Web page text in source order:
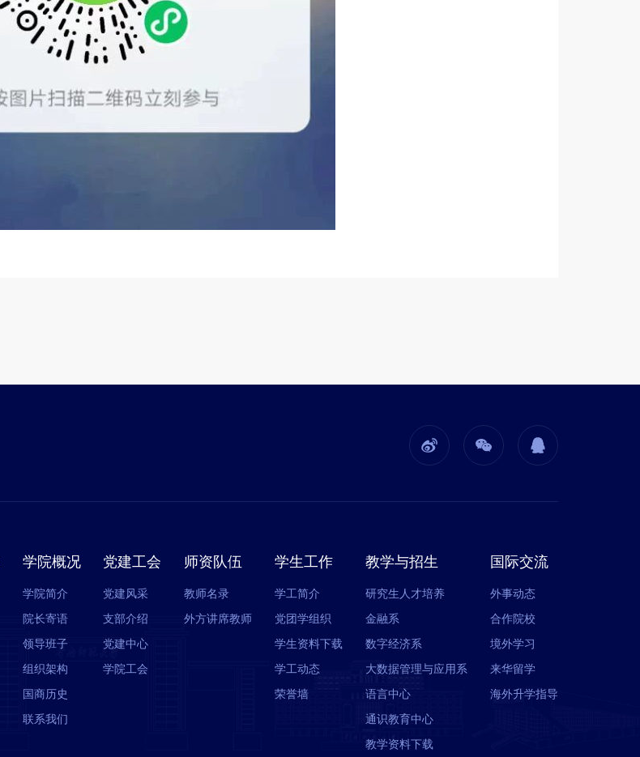
学院概况
学院简介
院长寄语
领导班子
组织架构
国商历史
联系我们
党建工会
党建风采
支部介绍
党建中心
学院工会
师资队伍
教师名录
外方讲席教师
学生工作
学工简介
党团学组织
学生资料下载
学工动态
荣誉墙
教学与招生
研究生人才培养
金融系
数字经济系
大数据管理与应用系
语言中心
通识教育中心
教学资料下载
国际交流
外事动态
合作院校
境外学习
来华留学
海外升学指导